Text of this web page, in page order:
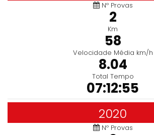
Nº Provas
2
Km
58
Velocidade Média km/h
8.04
Total Tempo
07:12:55
2020
Nº Provas